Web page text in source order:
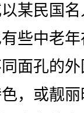
某民国
些中老
面孔的
，或靓